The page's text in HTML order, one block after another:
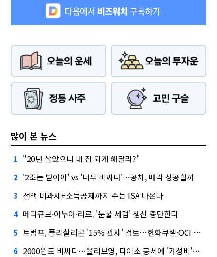
많이 본 뉴스
1 "20년 살았으니 내 집 되게 해달라?"
2 '2조는 받아야' vs '너무 비싸다'…공차, 매각 성공할까
3 전액 비과세+소득공제까지 주는 ISA 나온다
4 메디큐브·아누아·리르, '눈물 세럼' 생산 중단한다
5 트럼프, 폴리실리콘 '15% 관세' 검토…한화큐셀·OCI 영향은?
6 2000원도 비싸다…올리브영, 다이소 공세에 '가성비'로 맞불